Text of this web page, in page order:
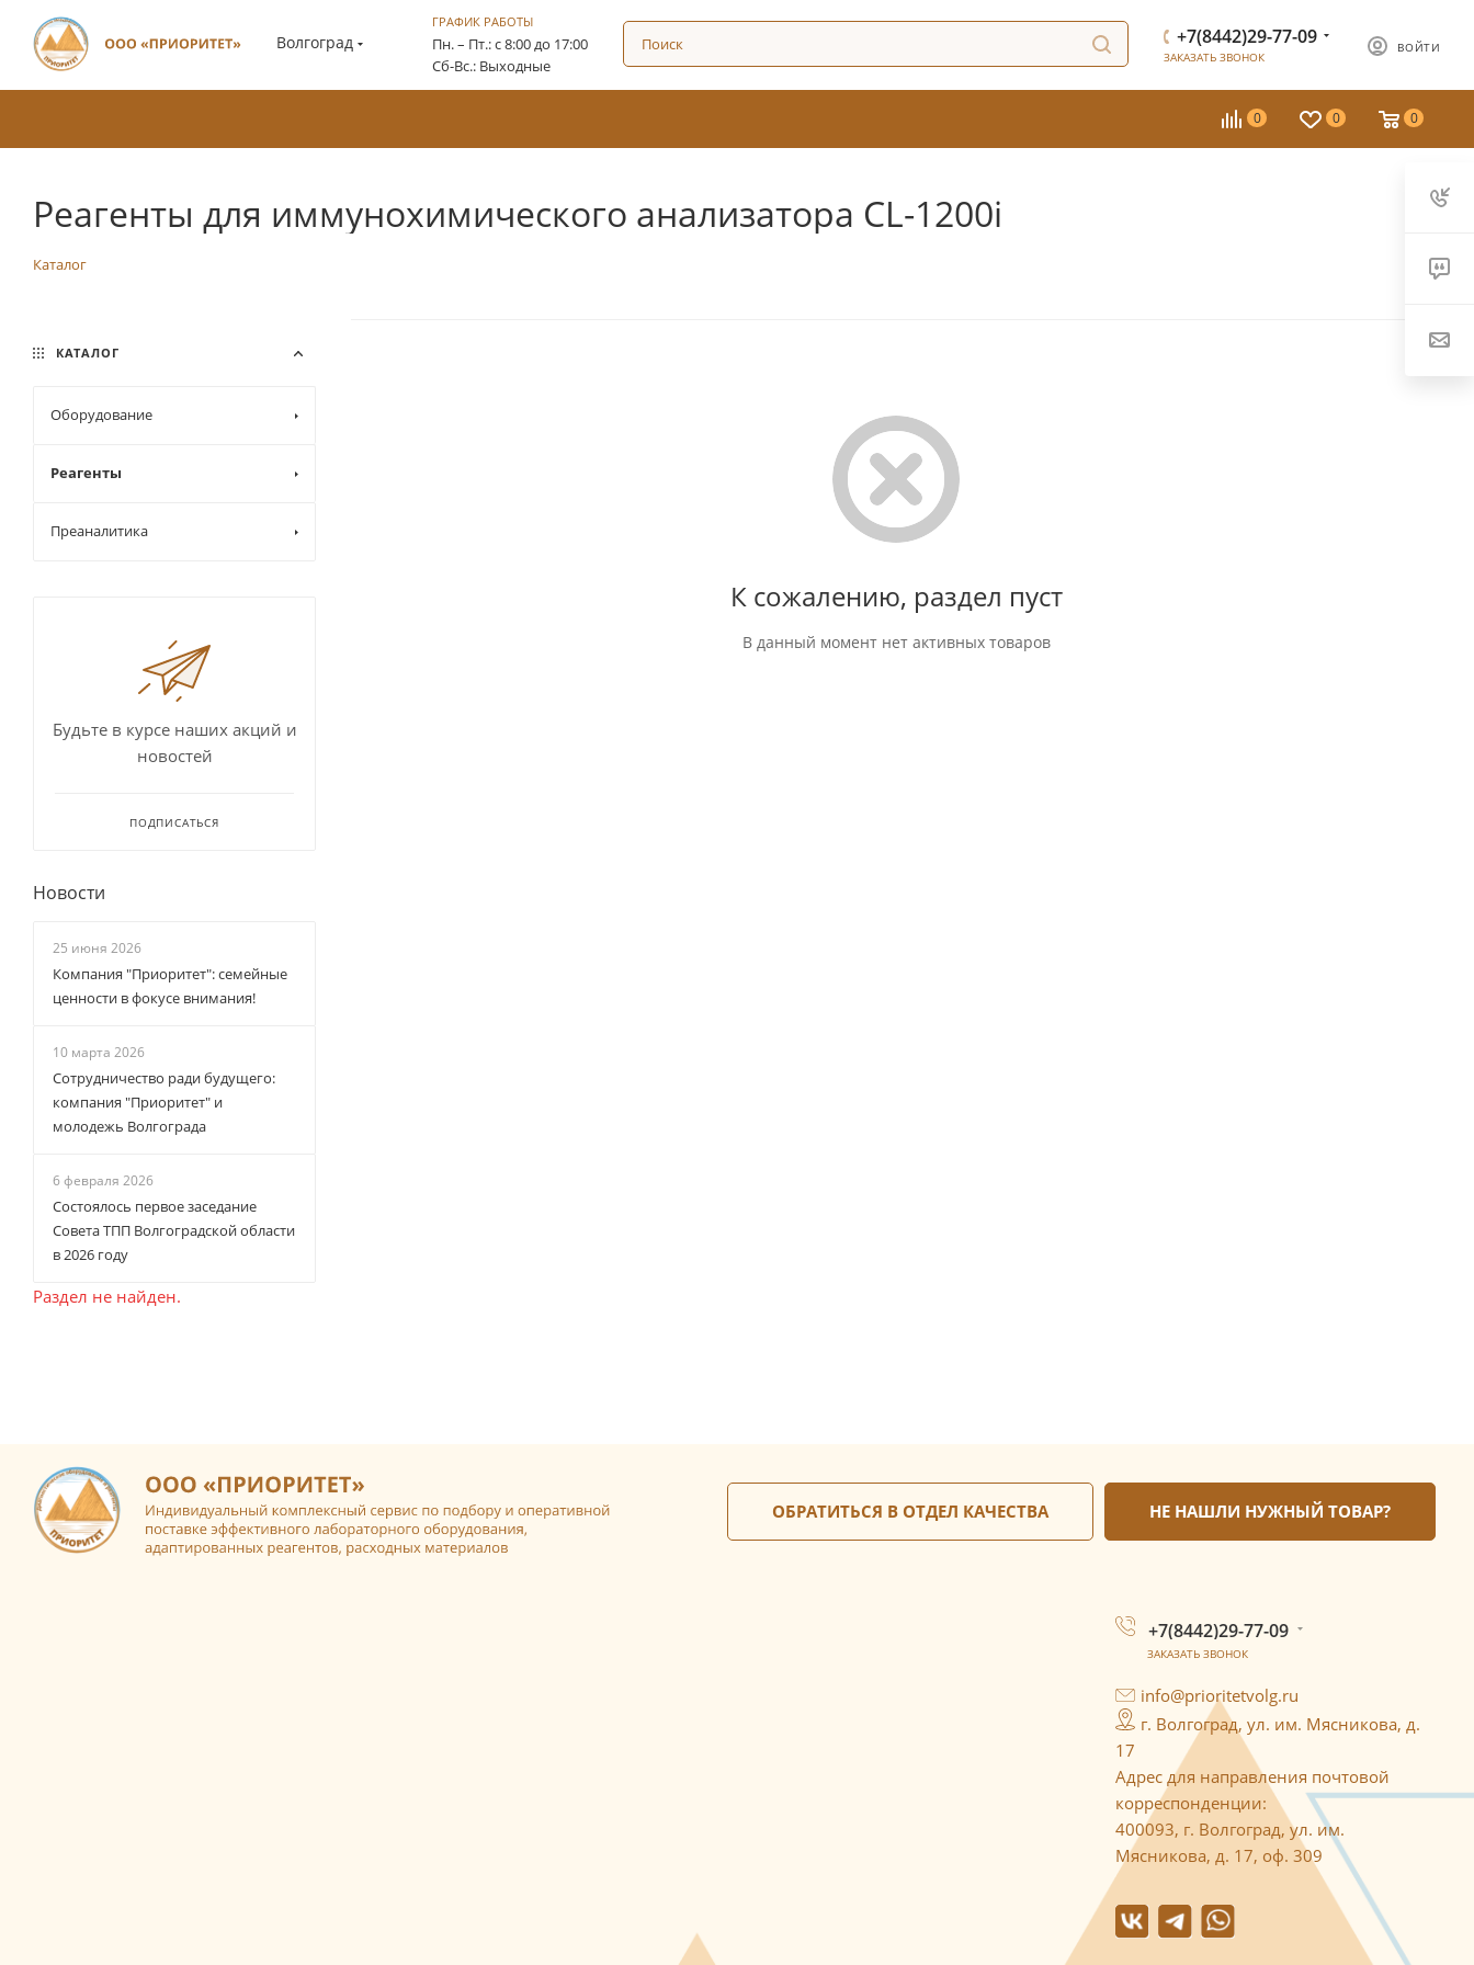
Волгоград
ГРАФИК РАБОТЫ
Пн. – Пт.: с 8:00 до 17:00
Сб-Вс.: Выходные
+7(8442)29-77-09
ЗАКАЗАТЬ ЗВОНОК
ВОЙТИ
0 0 0
Реагенты для иммунохимического анализатора CL-1200i
Каталог
К сожалению, раздел пуст
В данный момент нет активных товаров
КАТАЛОГ
Оборудование
Реагенты
Преаналитика
Будьте в курсе наших акций и
новостей
ПОДПИСАТЬСЯ
Новости
25 июня 2026
Компания "Приоритет": семейные
ценности в фокусе внимания!
10 марта 2026
Сотрудничество ради будущего:
компания "Приоритет" и
молодежь Волгограда
6 февраля 2026
Состоялось первое заседание
Совета ТПП Волгоградской области
в 2026 году
Раздел не найден.
ОБРАТИТЬСЯ В ОТДЕЛ КАЧЕСТВА НЕ НАШЛИ НУЖНЫЙ ТОВАР?
+7(8442)29-77-09
ЗАКАЗАТЬ ЗВОНОК
info@prioritetvolg.ru
г. Волгоград, ул. им. Мясникова, д.
17
Адрес для направления почтовой
корреспонденции:
400093, г. Волгоград, ул. им.
Мясникова, д. 17, оф. 309